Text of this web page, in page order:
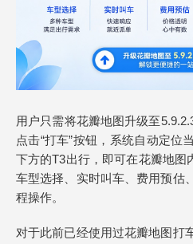
用户只需将花瓣地图升级至
点击“打车”按钮，系统自动定位
下方的T3出行，即可在花瓣地图
车型选择、实时叫车、费用预估
程操作。
对于此前已经使用过花瓣地图打